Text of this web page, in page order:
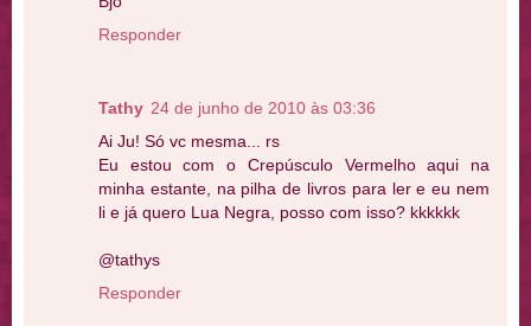
Responder
Tathy 24 de junho de 2010 às 03:36
Ai Ju! Só vc mesma... rs
Eu estou com o Crepúsculo Vermelho aqui na
minha estante, na pilha de livros para ler e eu nem
li e já quero Lua Negra, posso com isso? kkkkkk
@tathys
Responder